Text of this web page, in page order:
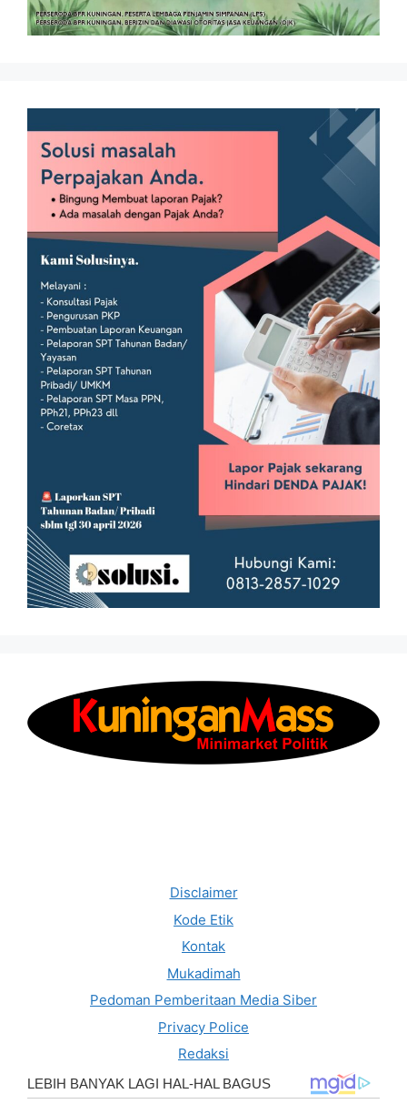
Disclaimer
Kode Etik
Kontak
Mukadimah
Pedoman Pemberitaan Media Siber
Privacy Police
Redaksi